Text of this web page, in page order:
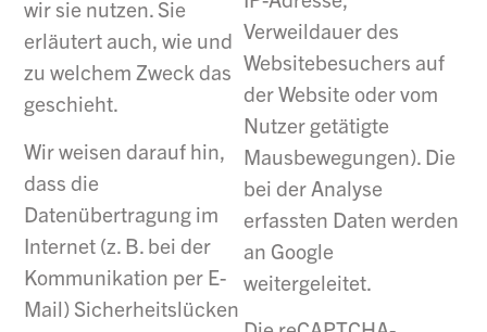
wir sie nutzen. Sie
erläutert auch, wie und
zu welchem Zweck das
geschieht.
Wir weisen darauf hin,
dass die
Datenübertragung im
Internet (z. B. bei der
Kommunikation per E-
Mail) Sicherheitslücken
Verweildauer des
Websitebesuchers auf
der Website oder vom
Nutzer getätigte
Mausbewegungen). Die
bei der Analyse
erfassten Daten werden
an Google
weitergeleitet.